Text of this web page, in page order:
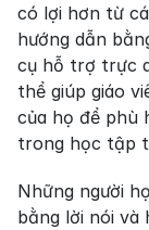
có lợi hơn từ
hướng dẫn
cụ hỗ trợ trực
thể giúp giáo
của họ để phù
trong học tập
Những người
bằng lời nói